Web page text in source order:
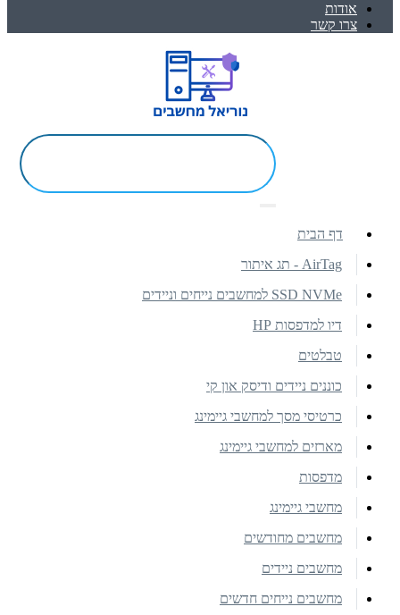
אודות
צרו קשר
דף הבית
AirTag - תג איתור
SSD NVMe למחשבים נייחים וניידים
דיו למדפסות HP
טבלטים
כוננים ניידים ודיסק און קי
כרטיסי מסך למחשבי גיימינג
מארזים למחשבי גיימינג
מדפסות
מחשבי גיימינג
מחשבים מחודשים
מחשבים ניידים
מחשבים נייחים חדשים